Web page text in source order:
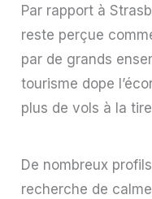
Par rapport à
reste perçue
par de grands
tourisme dope
plus de vols à la
De nombreux
recherche de